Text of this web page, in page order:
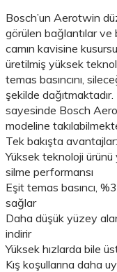
Bosch’un Aerotwin
görülen bağlantılar
camın kavisine
üretilmiş yüksek
temas basıncını,
şekilde
sayesinde Bosch
modeline
Tek bakışta avantajlar:
Yüksek teknoloji
silme performansı
Eşit temas basıncı,
sağlar
Daha düşük yüzey
indirir
Yüksek hızlarda bile
Kış koşullarına daha